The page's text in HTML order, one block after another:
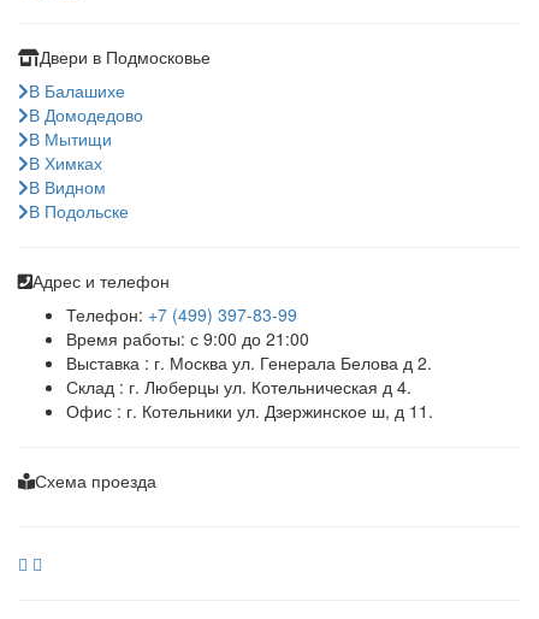
Двери в Подмосковье
В Балашихе
В Домодедово
В Мытищи
В Химках
В Видном
В Подольске
Адрес и телефон
Телефон: +7 (499) 397-83-99
Время работы: с 9:00 до 21:00
Выставка : г. Москва ул. Генерала Белова д 2.
Склад : г. Люберцы ул. Котельническая д 4.
Офис : г. Котельники ул. Дзержинское ш, д 11.
Схема проезда